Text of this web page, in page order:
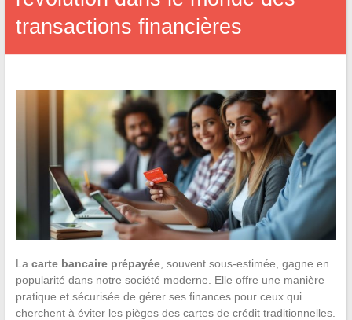
transactions financières
La carte bancaire prépayée, souvent sous-estimée, gagne en
popularité dans notre société moderne. Elle offre une manière
pratique et sécurisée de gérer ses finances pour ceux qui
cherchent à éviter les pièges des cartes de crédit traditionnelles.